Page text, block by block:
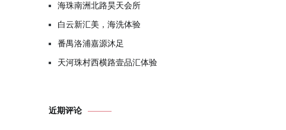
海珠南洲北路昊天会所
白云新汇美，海洗体验
番禺洛浦嘉源沐足
天河珠村西横路壹品汇体验
近期评论